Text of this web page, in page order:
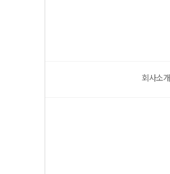
회사소개